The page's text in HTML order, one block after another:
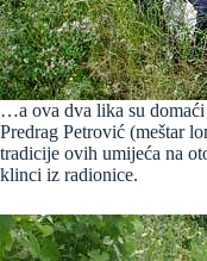
…a ova dva lika su
Predrag Petrović (meštar
tradicije ovih umijeća na
klinci iz radionice.